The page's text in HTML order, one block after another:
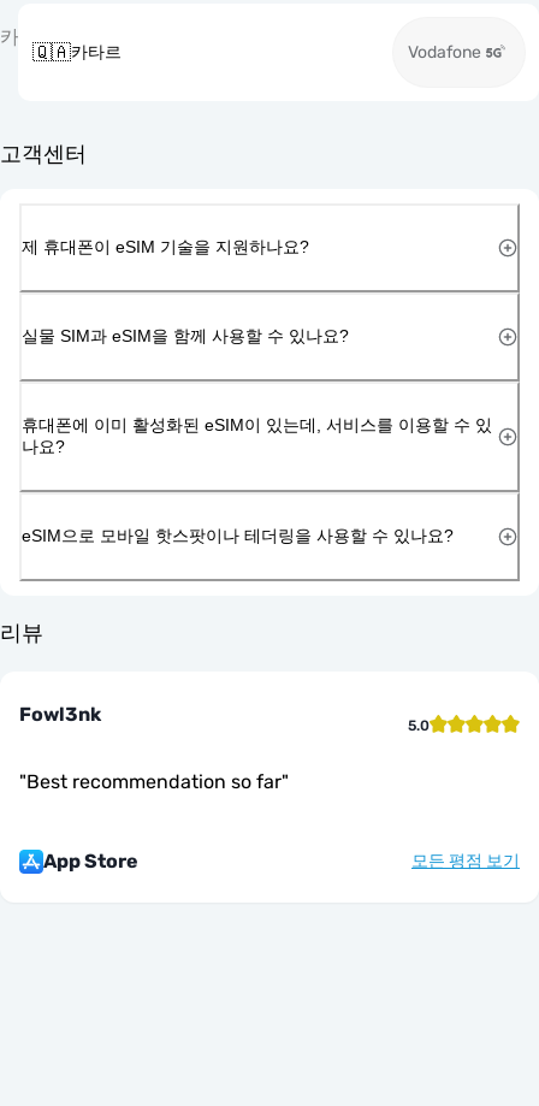
카
🇶🇦카타르 Vodafone
고객센터
제 휴대폰이 eSIM 기술을 지원하나요?
실물 SIM과 eSIM을 함께 사용할 수 있나요?
휴대폰에 이미 활성화된 eSIM이 있는데, 서비스를 이용할 수 있
나요?
eSIM으로 모바일 핫스팟이나 테더링을 사용할 수 있나요?
리뷰
Fowl3nk 5.0
"Best recommendation so far"
App Store 모든 평점 보기